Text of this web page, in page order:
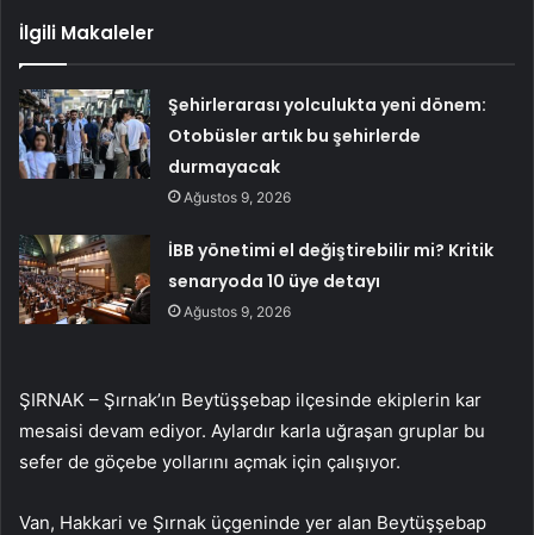
İlgili Makaleler
Şehirlerarası yolculukta yeni dönem:
Otobüsler artık bu şehirlerde
durmayacak
Ağustos 9, 2026
İBB yönetimi el değiştirebilir mi? Kritik
senaryoda 10 üye detayı
Ağustos 9, 2026
ŞIRNAK – Şırnak’ın Beytüşşebap ilçesinde ekiplerin kar
mesaisi devam ediyor. Aylardır karla uğraşan gruplar bu
sefer de göçebe yollarını açmak için çalışıyor.
Van, Hakkari ve Şırnak üçgeninde yer alan Beytüşşebap